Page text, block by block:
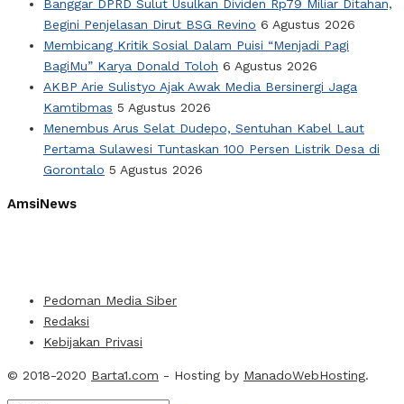
Banggar DPRD Sulut Usulkan Dividen Rp79 Miliar Ditahan,
Begini Penjelasan Dirut BSG Revino 6 Agustus 2026
Membicang Kritik Sosial Dalam Puisi “Menjadi Pagi
BagiMu” Karya Donald Toloh 6 Agustus 2026
AKBP Arie Sulistyo Ajak Awak Media Bersinergi Jaga
Kamtibmas 5 Agustus 2026
Menembus Arus Selat Dudepo, Sentuhan Kabel Laut
Pertama Sulawesi Tuntaskan 100 Persen Listrik Desa di
Gorontalo 5 Agustus 2026
AmsiNews
Pedoman Media Siber
Redaksi
Kebijakan Privasi
© 2018-2020 Barta1.com - Hosting by ManadoWebHosting.